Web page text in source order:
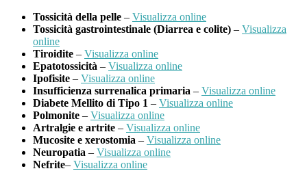
Tossicità della pelle – Visualizza online
Tossicità gastrointestinale (Diarrea e colite) – Visualizza
online
Tiroidite – Visualizza online
Epatotossicità – Visualizza online
Ipofisite – Visualizza online
Insufficienza surrenalica primaria – Visualizza online
Diabete Mellito di Tipo 1 – Visualizza online
Polmonite – Visualizza online
Artralgie e artrite – Visualizza online
Mucosite e xerostomia – Visualizza online
Neuropatia – Visualizza online
Nefrite– Visualizza online